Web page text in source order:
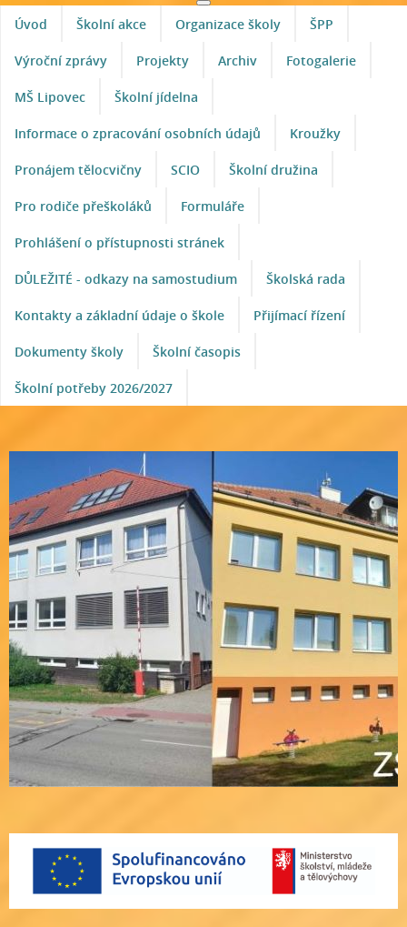
Úvod Školní akce Organizace školy ŠPP
Výroční zprávy Projekty Archiv Fotogalerie
MŠ Lipovec Školní jídelna
Informace o zpracování osobních údajů Kroužky
Pronájem tělocvičny SCIO Školní družina
Pro rodiče přeškoláků Formuláře
Prohlášení o přístupnosti stránek
DŮLEŽITÉ - odkazy na samostudium Školská rada
Kontakty a základní údaje o škole Přijímací řízení
Dokumenty školy Školní časopis
Školní potřeby 2026/2027